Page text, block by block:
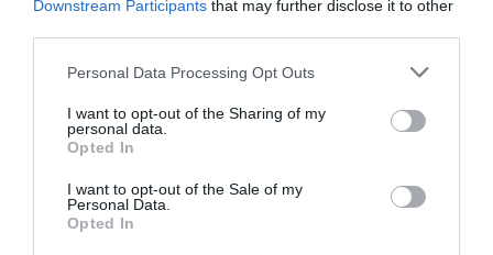
Downstream Participants that may further disclose it to other
Please note that this website/app uses one or more Google
not limited to your visit or usage behaviour. You may click to
grant or deny consent to Google and its third-party tags to
use your data for below specified purposes in below Google
consent section.
Personal Data Processing Opt Outs
I want to opt-out of the Sharing of my
personal data.
Opted In
I want to opt-out of the Sale of my
Personal Data.
Opted In